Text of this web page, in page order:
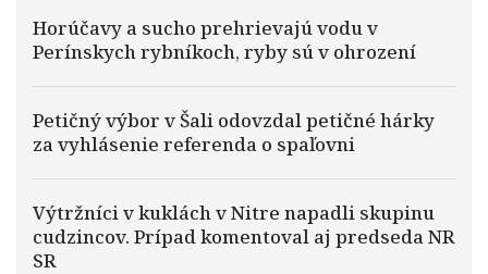
Horúčavy a sucho prehrievajú vodu v
Perínskych rybníkoch, ryby sú v ohrození
Petičný výbor v Šali odovzdal petičné hárky
za vyhlásenie referenda o spaľovni
Výtržníci v kuklách v Nitre napadli skupinu
cudzincov. Prípad komentoval aj predseda NR
SR